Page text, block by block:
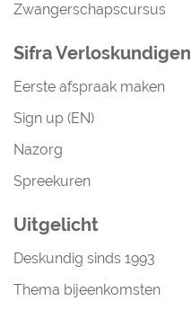
Zwangerschapscursus
Sifra Verloskundigen
Eerste afspraak maken
Sign up (EN)
Nazorg
Spreekuren
Uitgelicht
Deskundig sinds 1993
Thema bijeenkomsten